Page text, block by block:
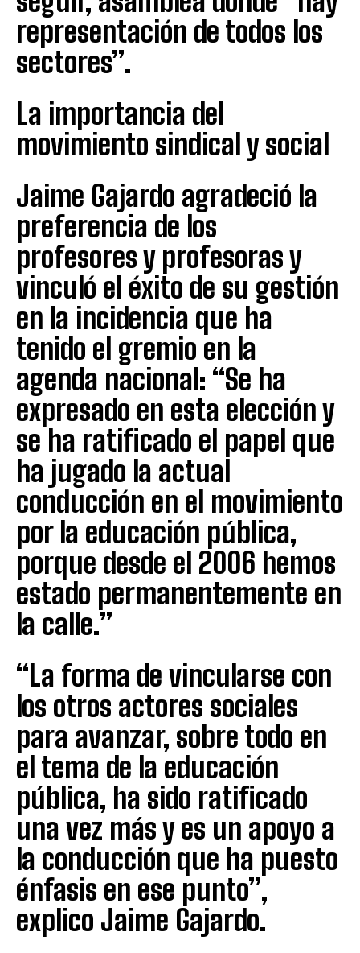
representación de todos los
sectores”.
La importancia del
movimiento sindical y social
Jaime Gajardo agradeció la
preferencia de los
profesores y profesoras y
vinculó el éxito de su gestión
en la incidencia que ha
tenido el gremio en la
agenda nacional: “Se ha
expresado en esta elección y
se ha ratificado el papel que
ha jugado la actual
conducción en el movimiento
por la educación pública,
porque desde el 2006 hemos
estado permanentemente en
la calle.”
“La forma de vincularse con
los otros actores sociales
para avanzar, sobre todo en
el tema de la educación
pública, ha sido ratificado
una vez más y es un apoyo a
la conducción que ha puesto
énfasis en ese punto”,
explico Jaime Gajardo.